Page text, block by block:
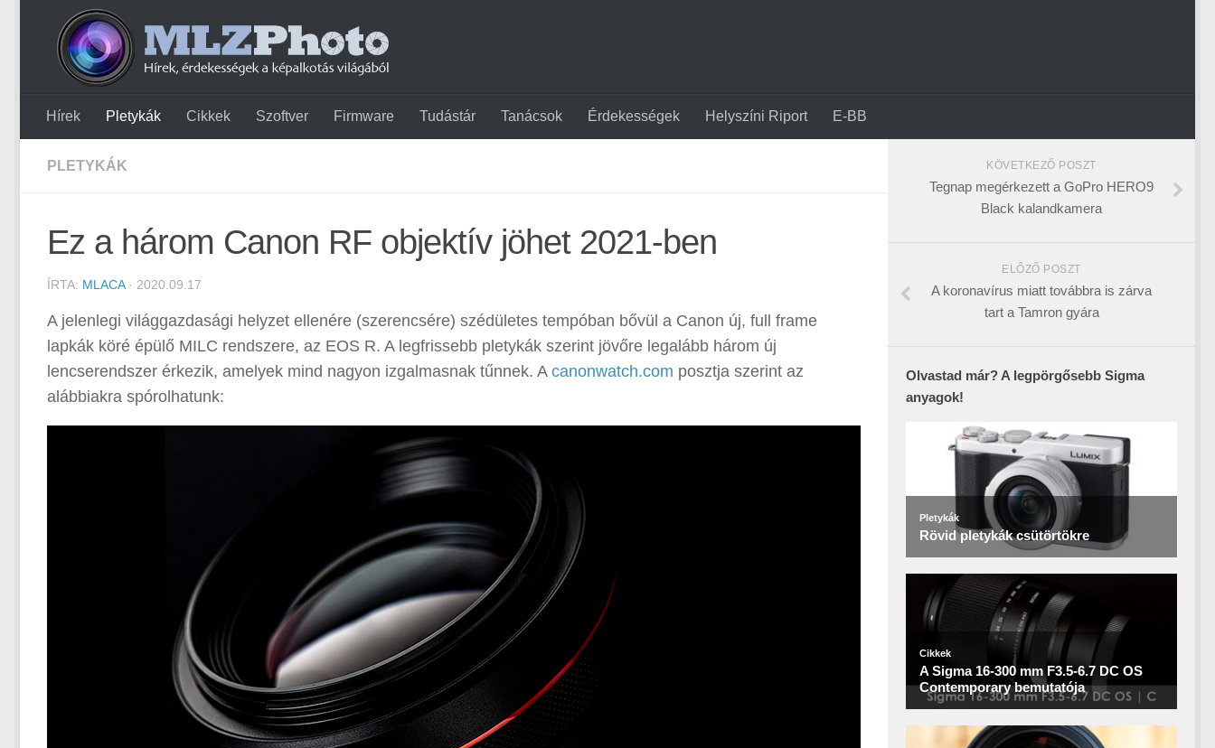
Hírek Pletykák Cikkek Szoftver Firmware Tudástár Tanácsok Érdekességek Helyszíni Riport E-BB
PLETYKÁK
Ez a három Canon RF objektív jöhet 2021-ben
ÍRTA: MLACA· 2020.09.17
A jelenlegi világgazdasági helyzet ellenére (szerencsére) szédületes tempóban bővül a Canon új, full frame
lapkák köré épülő MILC rendszere, az EOS R. A legfrissebb pletykák szerint jövőre legalább három új
lencserendszer érkezik, amelyek mind nagyon izgalmasnak tűnnek. A canonwatch.com posztja szerint az
alábbiakra spórolhatunk:
KÖVETKEZŐ POSZT
Tegnap megérkezett a GoPro HERO9
Black kalandkamera
ELŐZŐ POSZT
A koronavírus miatt továbbra is zárva
tart a Tamron gyára
Olvastad már? A legpörgősebb Sigma
anyagok!